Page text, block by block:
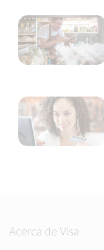
Acerca de Visa